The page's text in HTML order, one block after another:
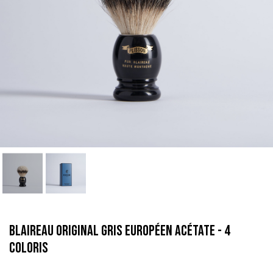
Blaireau Original Gris Européen Acétate - 4
coloris